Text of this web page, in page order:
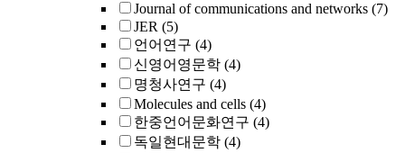
Journal of communications and networks (7)
JER (5)
언어연구 (4)
신영어영문학 (4)
명청사연구 (4)
Molecules and cells (4)
한중언어문화연구 (4)
독일현대문학 (4)